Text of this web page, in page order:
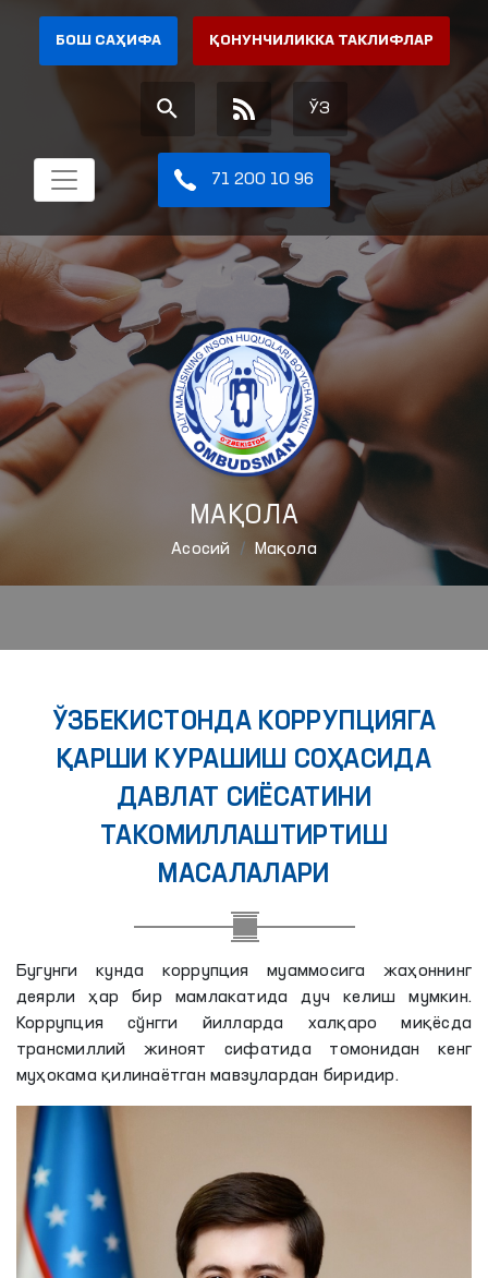
БОШ САҲИФА ҚОНУНЧИЛИККА ТАКЛИФЛАР
ЎЗ
71 200 10 96
МАҚОЛА
Aсосий Мақола
ЎЗБEКИСТОНДА КОРРУПЦИЯГА
ҚАРШИ КУРАШИШ СОҲАСИДА
ДАВЛАТ СИЁСАТИНИ
ТАКОМИЛЛАШТИРТИШ
МАСАЛАЛАРИ
Бугунги кунда коррупция муаммосига жаҳоннинг
деярли ҳар бир мамлакатида дуч келиш мумкин.
Коррупция сўнгги йилларда халқаро миқёсда
трансмиллий жиноят сифатида томонидан кенг
муҳокама қилинаётган мавзулардан биридир.